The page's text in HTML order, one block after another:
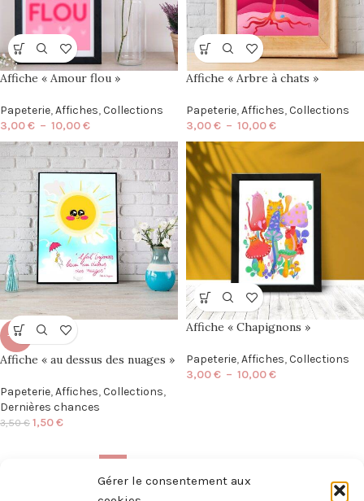
Gérer le consentement aux
Affiche « Amour flou »
Papeterie,Affiches,Collections
3,00€ – 10,00€
Affiche « Arbre à chats »
Papeterie,Affiches,Collections
3,00€ – 10,00€
-57%
Affiche « au dessus des nuages »
Papeterie,Affiches,Collections,
Dernières chances
3,50€ 1,50€
Affiche « Chapignons »
Papeterie,Affiches,Collections
3,00€ – 10,00€